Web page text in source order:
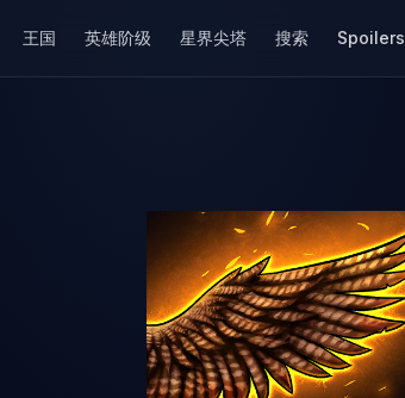
王国 英雄阶级 星界尖塔 搜索 Spoilers